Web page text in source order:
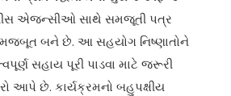
એજન્સીઓ સાથે સમજૂતી પત્ર
બને છે. આ સહયોગ નિષ્ણાતોને
સહાય પૂરી પાડવા માટે જરૂરી
આપે છે. કાર્યક્રમનો બહુપક્ષીય